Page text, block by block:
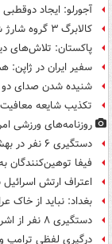
آجورلو: ایجاد
کالابرگ ۳ گروه شارژ شد
پاکستان: تلاش‌های
سفیر ایران در ژاپن:
شنیده شدن صدای دو
تکذیب شایعه معافیت
روزنامه‌های ورزشی امروز
دستگیری ۶ نفر در بهشهر به اتهام تشویش اذهان عمومی
فیفا توهین‌کنندگان به
اعتراف ارتش اسرائیل به هلاکت ۲ افسر در
بغداد: نباید از خاک
دستگیری ۸ نفر از اشرار مسلح شاخص و مرتبطین گروهک های تروریستی
درگیری لفظی ترامپ